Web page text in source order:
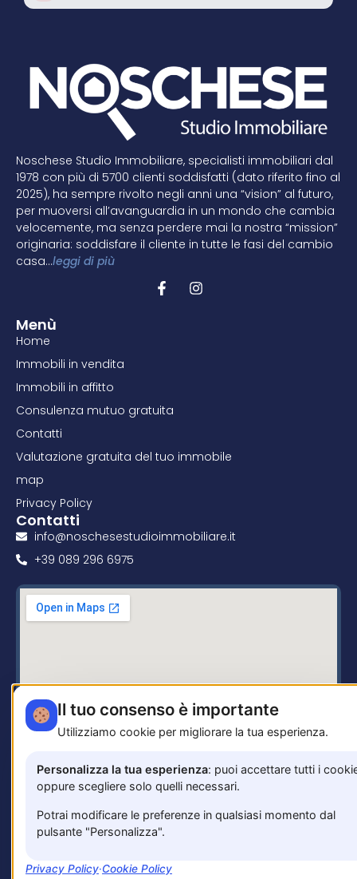
Noschese Studio Immobiliare, specialisti immobiliari dal
1978 con più di 5700 clienti soddisfatti (dato riferito fino al
2025), ha sempre rivolto negli anni una “vision” al futuro,
per muoversi all’avanguardia in un mondo che cambia
velocemente, ma senza perdere mai la nostra “mission”
originaria: soddisfare il cliente in tutte le fasi del cambio
casa…leggi di più
Menù
Home
Immobili in vendita
Immobili in affitto
Consulenza mutuo gratuita
Contatti
Valutazione gratuita del tuo immobile
map
Privacy Policy
Contatti
info@noschesestudioimmobiliare.it
+39 089 296 6975
Corso Italia 60 - 84098 Pontecagnano Faiano
(Salerno)
Il tuo consenso è importante
Utilizziamo cookie per migliorare la tua esperienza.
Personalizza la tua esperienza: puoi accettare tutti i
oppure scegliere solo quelli necessari.
Potrai modificare le preferenze in qualsiasi momento dal
pulsante "Personalizza".
Privacy Policy·Cookie Policy